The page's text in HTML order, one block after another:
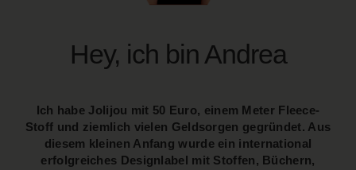
Hey, ich bin Andrea
Ich habe Jolijou mit 50 Euro, einem Meter Fleece-
Stoff und ziemlich vielen Geldsorgen gegründet. Aus
diesem kleinen Anfang wurde ein international
erfolgreiches Designlabel mit Stoffen, Büchern,